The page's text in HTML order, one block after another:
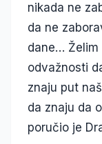
nikada ne
da ne
dane… Želim
odvažnosti
znaju put
da znaju da
poručio je